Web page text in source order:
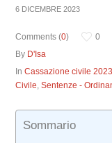
6 DICEMBRE 2023
Comments (0)
0
By D'Isa
InCassazione civile 2023
Civile,Sentenze -
Sommario